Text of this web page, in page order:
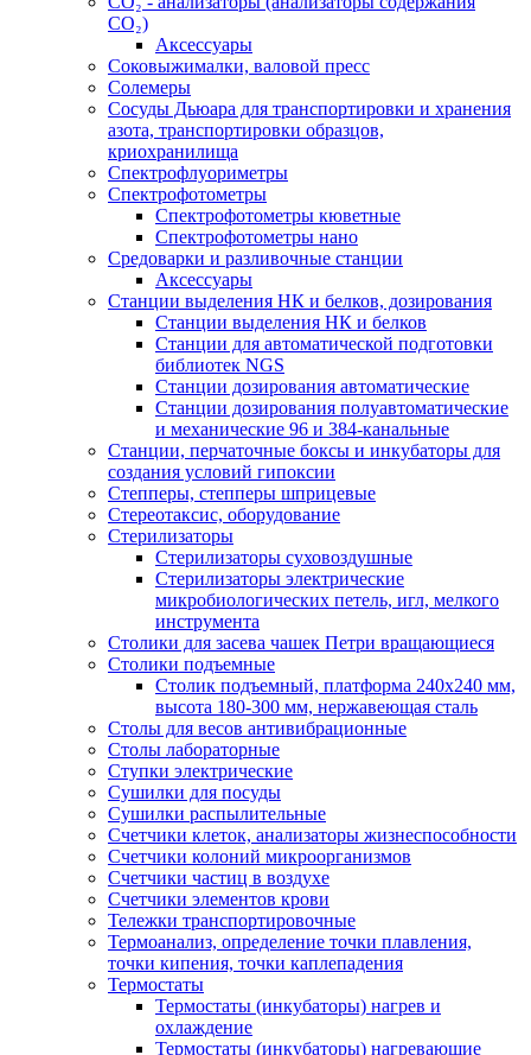
СО₂)
Аксессуары
Соковыжималки, валовой пресс
Солемеры
Сосуды Дьюара для транспортировки и хранения
азота, транспортировки образцов,
криохранилища
Спектрофлуориметры
Спектрофотометры
Спектрофотометры кюветные
Спектрофотометры нано
Средоварки и разливочные станции
Аксессуары
Станции выделения НК и белков, дозирования
Станции выделения НК и белков
Станции для автоматической подготовки
библиотек NGS
Станции дозирования автоматические
Станции дозирования полуавтоматические
и механические 96 и 384-канальные
Станции, перчаточные боксы и инкубаторы для
создания условий гипоксии
Степперы, степперы шприцевые
Стереотаксис, оборудование
Стерилизаторы
Стерилизаторы суховоздушные
Стерилизаторы электрические
микробиологических петель, игл, мелкого
инструмента
Столики для засева чашек Петри вращающиеся
Столики подъемные
Столик подъемный, платформа 240х240 мм,
высота 180-300 мм, нержавеющая сталь
Столы для весов антивибрационные
Столы лабораторные
Ступки электрические
Сушилки для посуды
Сушилки распылительные
Счетчики клеток, анализаторы жизнеспособности
Счетчики колоний микроорганизмов
Счетчики частиц в воздухе
Счетчики элементов крови
Тележки транспортировочные
Термоанализ, определение точки плавления,
точки кипения, точки каплепадения
Термостаты
Термостаты (инкубаторы) нагрев и
охлаждение
Термостаты (инкубаторы) нагревающие